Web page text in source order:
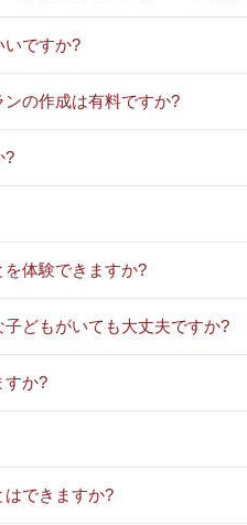
いですか?
の作成は有料ですか?
?
体験できますか?
どもがいても大丈夫ですか?
すか?
できますか?